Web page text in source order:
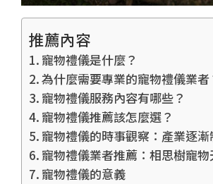
推薦內容
寵物禮儀是什麼？
為什麼需要專業的寵物禮儀業者
寵物禮儀服務內容有哪些？
寵物禮儀推薦該怎麼選？
寵物禮儀的時事觀察：產業逐
寵物禮儀業者推薦：相思樹寵物
寵物禮儀的意義